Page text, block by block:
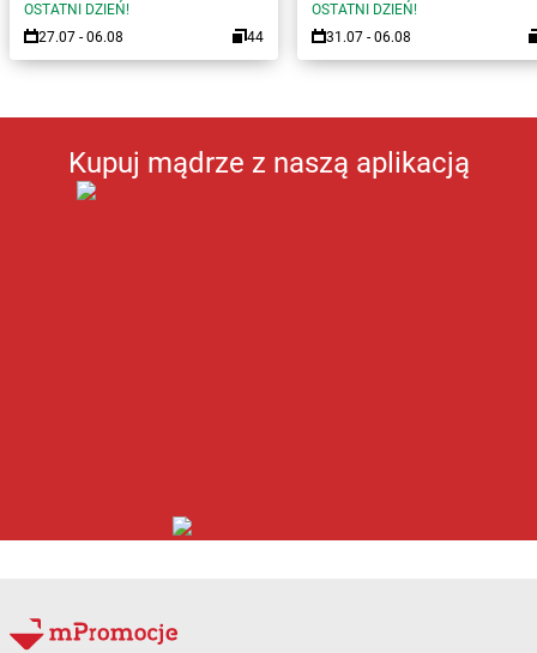
OSTATNI DZIEŃ!
27.07 - 06.08
44
OSTATNI DZIEŃ!
31.07 - 06.08
Kupuj mądrze z naszą aplikacją